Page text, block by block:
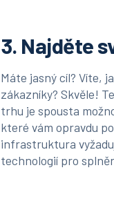
3. Najděte
Máte jasný cíl? Víte,
zákazníky? Skvěle!
trhu je spousta
které vám opravdu
infrastruktura
technologií pro